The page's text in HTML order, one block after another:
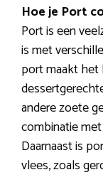
Hoe je Port
Port is een
is met
port maakt het
andere zoete
combinatie
Daarnaast is
vlees, zoals